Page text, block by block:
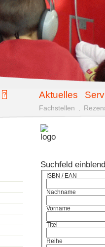
Aktuelles
Fachstellen
Suchfeld
ISBN / EAN
Nachname
Vorname
Titel
Reihe